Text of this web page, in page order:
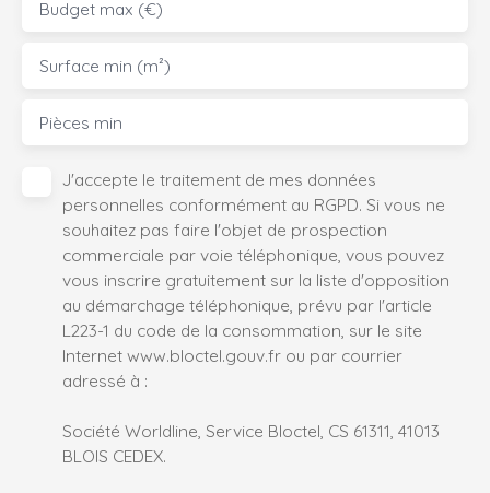
Budget max (€)
Surface min (m²)
Pièces min
J'accepte le traitement de mes données
personnelles conformément au RGPD. Si vous ne
souhaitez pas faire l'objet de prospection
commerciale par voie téléphonique, vous pouvez
vous inscrire gratuitement sur la liste d'opposition
au démarchage téléphonique, prévu par l'article
L223-1 du code de la consommation, sur le site
Internet www.bloctel.gouv.fr ou par courrier
adressé à :
Société Worldline, Service Bloctel, CS 61311, 41013
BLOIS CEDEX.